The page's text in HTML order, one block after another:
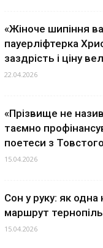
«Жіноче шипіння
пауерліфтерка
заздрість і ціну
22.04.2026
«Прізвище не
таємно
поетеси з Товстого
15.04.2026
Сон у руку: як одна
маршрут
15.04.2026